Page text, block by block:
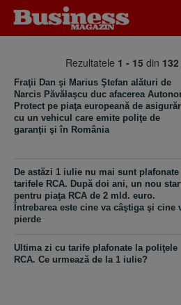
Rezultatele 1 - 15 din 132
Fraţii Dan şi Marius Ştefan alături de
Narcis Păvălaşcu duc afacerea
Protect pe piaţa europeană de
cu un vehicul care emite poliţe de
garanţii şi în România
De astăzi 1 iulie nu mai sunt plafonate
tarifele RCA. După doi ani, un nou
pentru piaţa RCA de 2 mld. euro.
Întrebarea este cine va câştiga şi cine
pierde
Ultima zi cu tarife plafonate la poliţele
RCA. Ce urmează de la 1 iulie?